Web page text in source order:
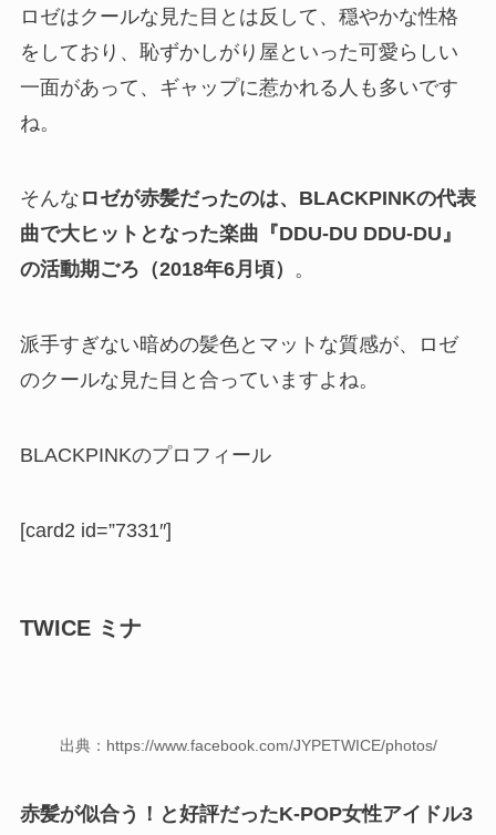
ロゼはクールな見た目とは反して、穏やかな性格
をしており、恥ずかしがり屋といった可愛らしい
一面があって、ギャップに惹かれる人も多いです
ね。
そんな ロゼが赤髪だったのは、BLACKPINKの代表
曲で大ヒットとなった楽曲『DDU-DU DDU-DU』
の活動期ごろ（2018年6月頃） 。
派手すぎない暗めの髪色とマットな質感が、ロゼ
のクールな見た目と合っていますよね。
BLACKPINKのプロフィール
[card2 id=”7331″]
TWICE ミナ
出典：https://www.facebook.com/JYPETWICE/photos/
赤髪が似合う！と好評だったK-POP女性アイドル3